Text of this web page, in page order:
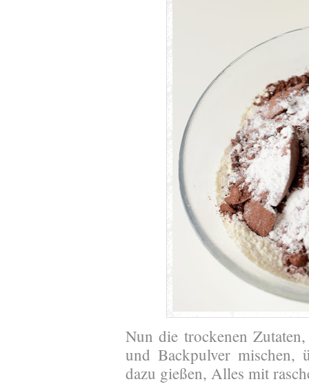
Nun die trockenen
und Backpulver
dazu gießen, Alles mit